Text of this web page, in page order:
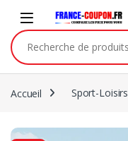
Accueil Sport-Loisirs